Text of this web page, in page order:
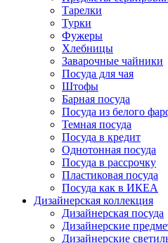
Тарелки
Турки
Фужеры
Хлебницы
Заварочные чайники
Посуда для чая
Штофы
Барная посуда
Посуда из белого
Темная посуда
Посуда в кредит
Однотонная посуда
Посуда в рассрочку
Пластиковая посуда
Посуда как в ИКЕА
Дизайнерская коллекция
Дизайнерская посуда
Дизайнерские
Дизайнерские